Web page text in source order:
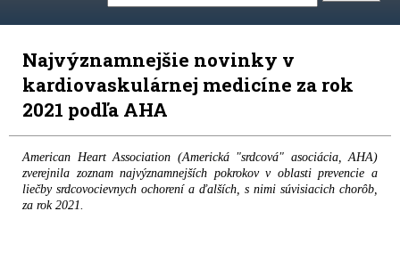
Najvýznamnejšie novinky v
kardiovaskulárnej medicíne za rok
2021 podľa AHA
American Heart Association (Americká "srdcová" asociácia, AHA)
zverejnila zoznam najvýznamnejších pokrokov v oblasti prevencie a
liečby srdcovocievnych ochorení a ďalších, s nimi súvisiacich chorôb,
za rok 2021.